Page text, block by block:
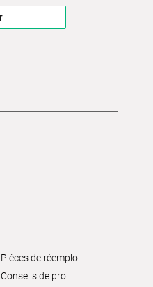
Pièces de réemploi
Conseils de pro